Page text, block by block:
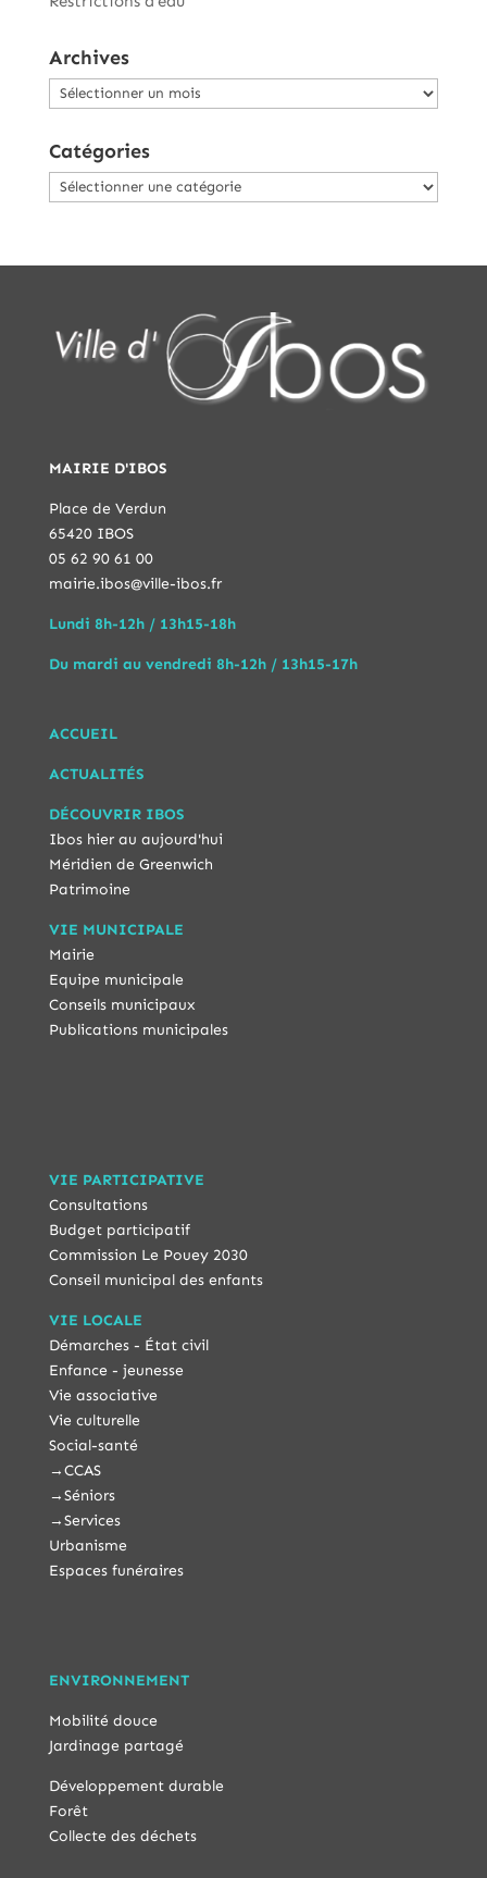
Archives
Archives
Catégories
Catégories
MAIRIE D'IBOS
Place de Verdun
65420 IBOS
05 62 90 61 00
mairie.ibos@ville-ibos.fr
Lundi 8h-12h / 13h15-18h
Du mardi au vendredi 8h-12h / 13h15-17h
ACCUEIL
ACTUALITÉS
DÉCOUVRIR IBOS
Ibos hier au aujourd'hui
Méridien de Greenwich
Patrimoine
VIE MUNICIPALE
Mairie
Equipe municipale
Conseils municipaux
Publications municipales
VIE PARTICIPATIVE
Consultations
Budget participatif
Commission Le Pouey 2030
Conseil municipal des enfants
VIE LOCALE
Démarches - État civil
Enfance - jeunesse
Vie associative
Vie culturelle
Social-santé
→CCAS
→Séniors
→Services
Urbanisme
Espaces funéraires
ENVIRONNEMENT
Mobilité douce
Jardinage partagé
Développement durable
Forêt
Collecte des déchets